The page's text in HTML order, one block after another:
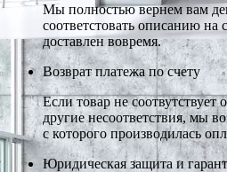
Мы полностью вернем вам
соответстовать описанию на
доставлен вовремя.
Возврат платежа по счету
Если товар не
другие несоответствия, мы
с которого производилась
Юридическая защита и